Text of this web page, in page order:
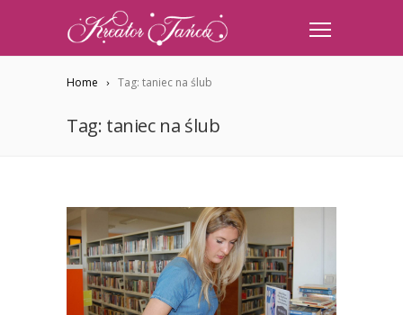
Home Tag: taniec na ślub
Tag: taniec na ślub